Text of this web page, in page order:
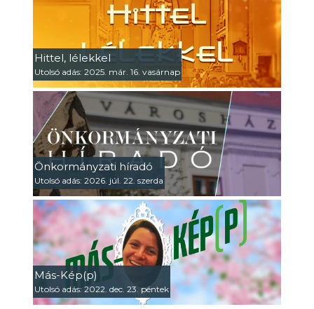
Hittel, lélekkel
Utolsó adás: 2025. már. 16. vasárnap
Önkormányzati híradó
Utolsó adás: 2026. júl. 22. szerda
Más-Kép(p)
Utolsó adás: 2022. dec. 23. péntek